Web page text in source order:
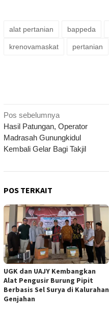
alat pertanian bappeda
krenovamaskat pertanian
Navigasi
pos
Pos sebelumnya
Hasil Patungan, Operator
Madrasah Gunungkidul
Kembali Gelar Bagi Takjil
POS TERKAIT
UGK dan UAJY Kembangkan
Alat Pengusir Burung Pipit
Berbasis Sel Surya di Kalurahan
Genjahan